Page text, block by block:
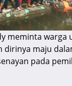
meminta warga
dirinya maju
pada